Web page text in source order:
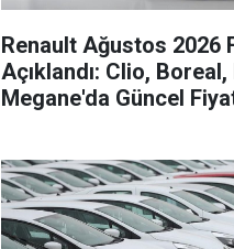
Renault Ağustos 2026
Açıklandı: Clio,
Megane'da Güncel